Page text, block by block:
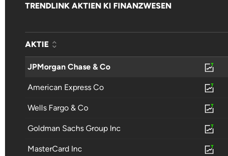
TRENDLINK AKTIEN KI FINANZWESEN
AKTIE
JPMorgan Chase & Co
American Express Co
Wells Fargo & Co
Goldman Sachs Group Inc
MasterCard Inc